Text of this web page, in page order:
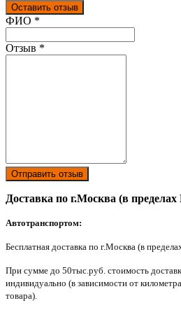
Оставить отзыв
Ваш отзыв был отправлен!
ФИО *
Отзыв *
Отправить отзыв
Доставка по г.Москва (в
Автотранспортом:
Бесплатная доставка по г.Москва (в
При сумме до 50тыс.руб. стоимость
индивидуально (в зависимости от
товара).